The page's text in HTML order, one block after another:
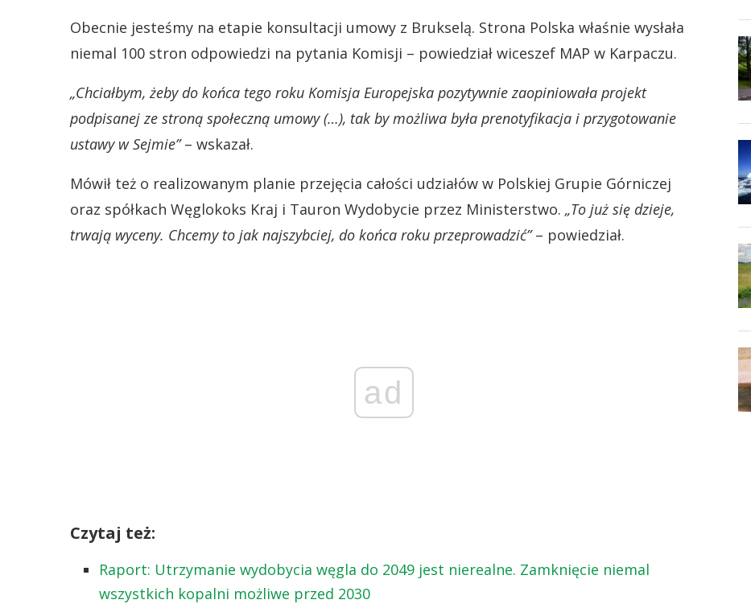
Obecnie jesteśmy na etapie konsultacji umowy z Brukselą. Strona Polska właśnie wysłała
niemal 100 stron odpowiedzi na pytania Komisji – powiedział wiceszef MAP w Karpaczu.
„Chciałbym, żeby do końca tego roku Komisja Europejska pozytywnie zaopiniowała projekt
podpisanej ze stroną społeczną umowy (…), tak by możliwa była prenotyfikacja i przygotowanie
ustawy w Sejmie”– wskazał.
Mówił też o realizowanym planie przejęcia całości udziałów w Polskiej Grupie Górniczej
oraz spółkach Węglokoks Kraj i Tauron Wydobycie przez Ministerstwo. „To już się dzieje,
trwają wyceny. Chcemy to jak najszybciej, do końca roku przeprowadzić”– powiedział.
ad
Czytaj też:
Raport: Utrzymanie wydobycia węgla do 2049 jest nierealne. Zamknięcie niemal
wszystkich kopalni możliwe przed 2030